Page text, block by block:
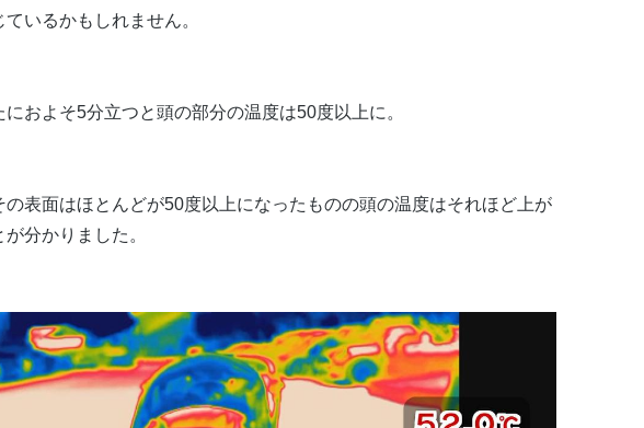
いるかもしれません。
およそ5分立つと頭の部分の温度は50度以上に。
表面はほとんどが50度以上になったものの頭の温度はそれほど上が
分かりました。